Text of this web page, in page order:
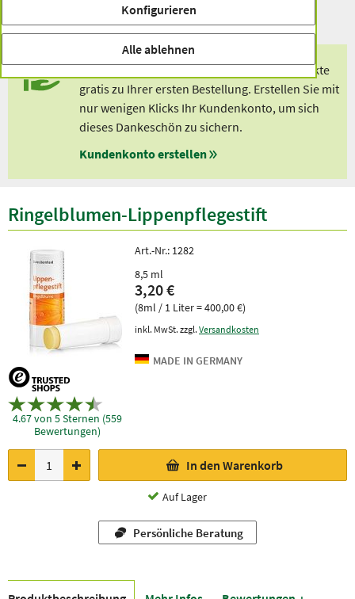
innerhalb Deutschlands
Erhalten Sie eines unserer exklusiven Produkte
gratis zu Ihrer ersten Bestellung. Erstellen Sie mit
nur wenigen Klicks Ihr Kundenkonto, um sich
dieses Dankeschön zu sichern.
Kundenkonto erstellen
Ringelblumen-Lippenpflegestift
4.67 von 5 Sternen (559
Bewertungen)
Art.-Nr.: 1282
8,5 ml
3,20 €
(8ml / 1 Liter = 400,00 €)
inkl. MwSt. zzgl. Versandkosten
In den Warenkorb
Auf Lager
Persönliche Beratung
Konfigurieren
Alle ablehnen